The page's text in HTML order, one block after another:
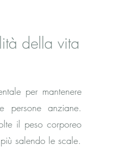
della vita
per mantenere
anziane.
il peso corporeo
salendo le scale.